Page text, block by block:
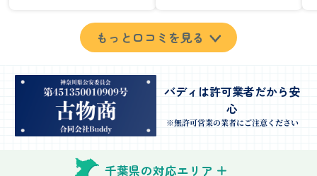
が集めた物や古い家具が
多く、自分たちだけでは
どうにもならない状態で
んが手際よく片付けてく
れたので、部屋が驚くほ
どスッキリしました。自
分では手が回らなかった
場所も含め、プロの力を
実感しました。
特に、物が散乱していた
とができました。特に、
古い家具や壊れた家電な
ど、処分が難しいものが
きました。
当日は2名のスタッフが来
てくださり、作業の流れ
ちらも安心感を持って作
もっと口コミを見る
バディは許可業者だから安
心
※無許可営業の業者にご注意ください
千葉県の対応エリア